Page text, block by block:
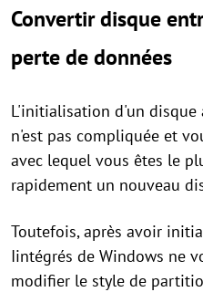
Convertir disque
perte de données
L'initialisation d'un disque
n'est pas compliquée et
avec lequel vous êtes le
rapidement un nouveau
Toutefois, après avoir
Iintégrés de Windows ne
modifier le style de